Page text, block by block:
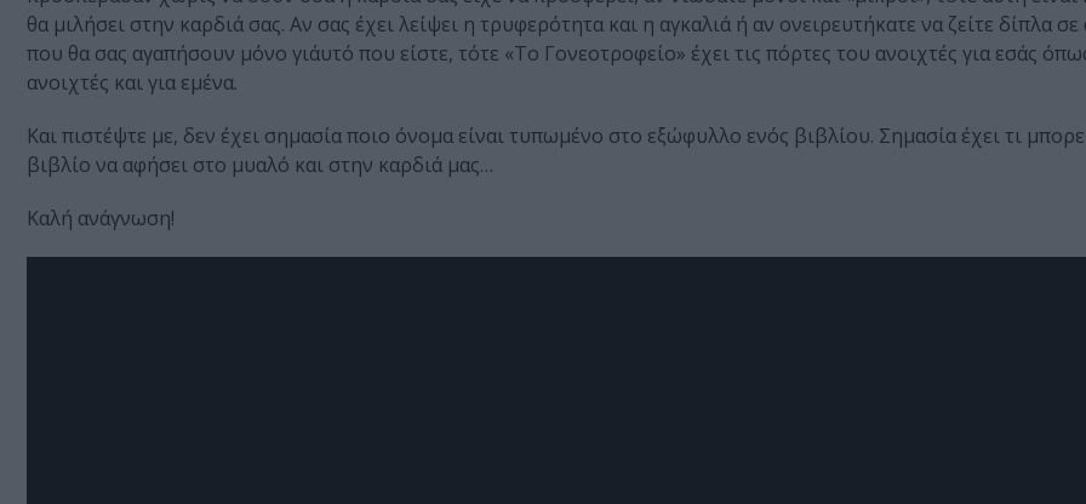
θα μιλήσει στην καρδιά σας. Αν σας έχει λείψει η τρυφερότητα και η αγκαλιά ή αν ονειρευτήκατε να ζείτε δίπλα
που θα σας αγαπήσουν μόνο γι΄αυτό που είστε, τότε «Το Γονεοτροφείο» έχει τις πόρτες του ανοιχτές για εσάς
ανοιχτές και για εμένα.
Και πιστέψτε με, δεν έχει σημασία ποιο όνομα είναι τυπωμένο στο εξώφυλλο ενός βιβλίου. Σημασία έχει τι
βιβλίο να αφήσει στο μυαλό και στην καρδιά μας…
Καλή ανάγνωση!